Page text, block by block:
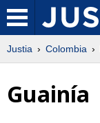
Justia Colombia
Guainía